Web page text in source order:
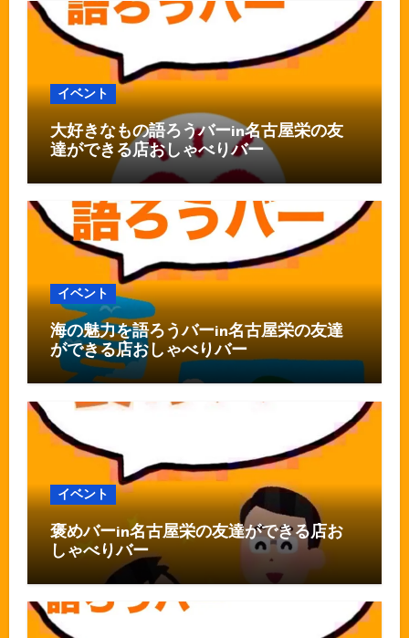
イベント
大好きなもの語ろうバーin名古屋栄の友
達ができる店おしゃべりバー
イベント
海の魅力を語ろうバーin名古屋栄の友達
ができる店おしゃべりバー
イベント
褒めバーin名古屋栄の友達ができる店お
しゃべりバー